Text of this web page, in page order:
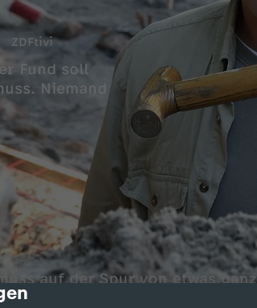
ZDFtivi
Fund soll
Niemand
auf der Spur von etwas
Er nimmt die Grabung